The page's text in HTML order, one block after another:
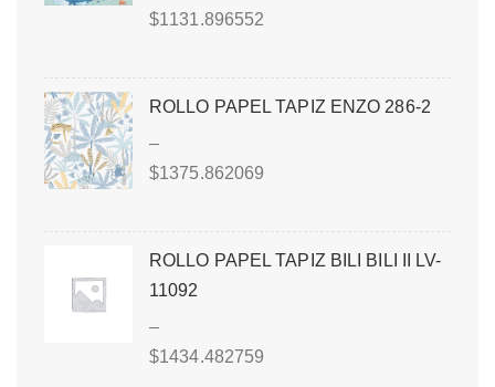
$1131.896552
ROLLO PAPEL TAPIZ ENZO 286-2
–
$1375.862069
ROLLO PAPEL TAPIZ BILI BILI II LV-
11092
–
$1434.482759